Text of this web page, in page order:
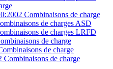
Combinaisons de charge
de charges ASD
de charges LRFD
de charge
de charge
Combinaisons de charge